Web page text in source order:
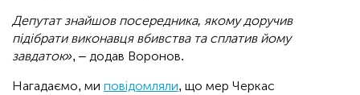
Депутат знайшов посередника, якому доручив
підібрати виконавця вбивства та сплатив йому
завдаток», – додав Воронов.
Нагадаємо, ми повідомляли, що мер Черкас